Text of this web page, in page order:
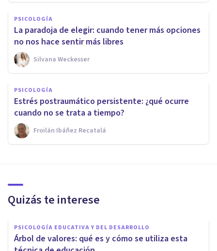
PSICOLOGÍA
La paradoja de elegir: cuando tener más opciones
no nos hace sentir más libres
Silvana Weckesser
PSICOLOGÍA
Estrés postraumático persistente: ¿qué ocurre
cuando no se trata a tiempo?
Froilán Ibáñez Recatalá
Quizás te interese
PSICOLOGÍA EDUCATIVA Y DEL DESARROLLO
Árbol de valores: qué es y cómo se utiliza esta